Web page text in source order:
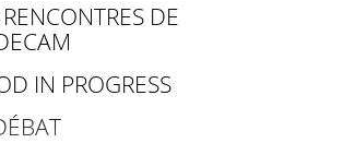
DE
IN PROGRESS